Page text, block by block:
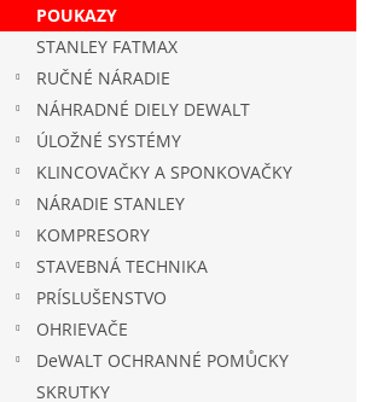
POUKAZY
STANLEY FATMAX
RUČNÉ NÁRADIE
NÁHRADNÉ DIELY DEWALT
ÚLOŽNÉ SYSTÉMY
KLINCOVAČKY A SPONKOVAČKY
NÁRADIE STANLEY
KOMPRESORY
STAVEBNÁ TECHNIKA
PRÍSLUŠENSTVO
OHRIEVAČE
DeWALT OCHRANNÉ POMŮCKY
SKRUTKY